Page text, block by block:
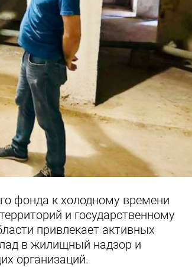
фонда к холодному времени
и государственному
привлекает активных
в жилищный надзор и
организаций.